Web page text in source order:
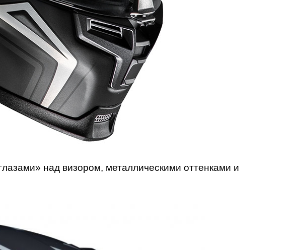
над визором, металлическими оттенками и